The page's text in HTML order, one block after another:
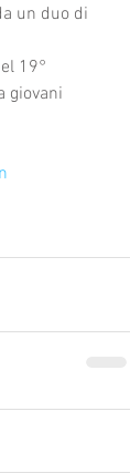
un duo di
19°
giovani